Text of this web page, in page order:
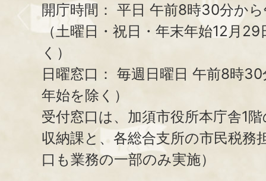
開庁時間： 平日 午前8時30分か
（土曜日・祝日・年末年始12月
く）
日曜窓口： 毎週日曜日 午前8時
年始を除く）
受付窓口は、加須市役所本庁舎1
収納課と、 各総合支所の市民税務
口も業務の一部のみ実施）